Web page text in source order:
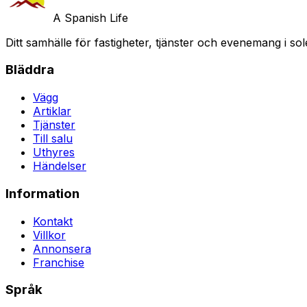
A Spanish Life
Ditt samhälle för fastigheter, tjänster och evenemang i
Bläddra
Vägg
Artiklar
Tjänster
Till salu
Uthyres
Händelser
Information
Kontakt
Villkor
Annonsera
Franchise
Språk